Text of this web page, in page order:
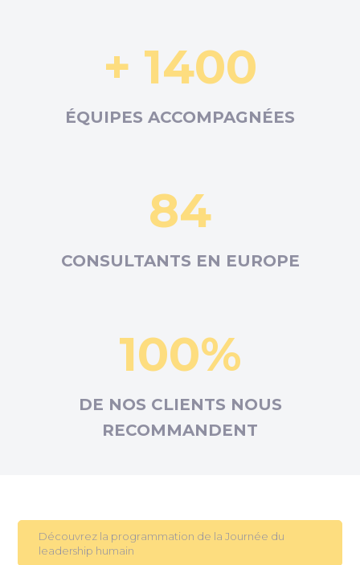
+ 1400
ÉQUIPES ACCOMPAGNÉES
84
CONSULTANTS EN EUROPE
100%
DE NOS CLIENTS NOUS
RECOMMANDENT
Découvrez la programmation de la Journée du
leadership humain